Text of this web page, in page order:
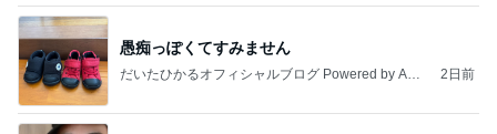
愚痴っぽくてすみません
だいたひかるオフィシャルブログ Powered by Ame
2日前